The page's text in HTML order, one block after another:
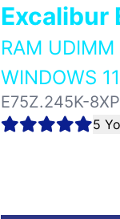
Excalibur
RAM
WINDOWS
E75Z.245K-
5